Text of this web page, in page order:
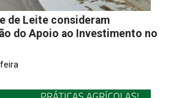
de Leite consideram
do Apoio ao Investimento no